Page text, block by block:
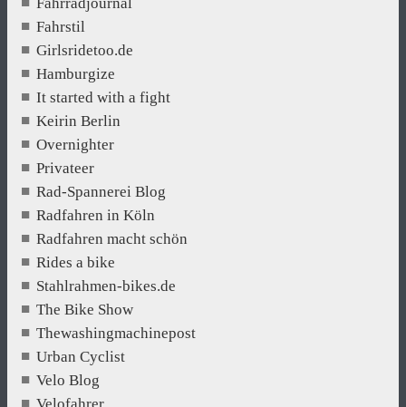
Fahrstil
Girlsridetoo.de
Hamburgize
It started with a fight
Keirin Berlin
Overnighter
Privateer
Rad-Spannerei Blog
Radfahren in Köln
Radfahren macht schön
Rides a bike
Stahlrahmen-bikes.de
The Bike Show
Thewashingmachinepost
Urban Cyclist
Velo Blog